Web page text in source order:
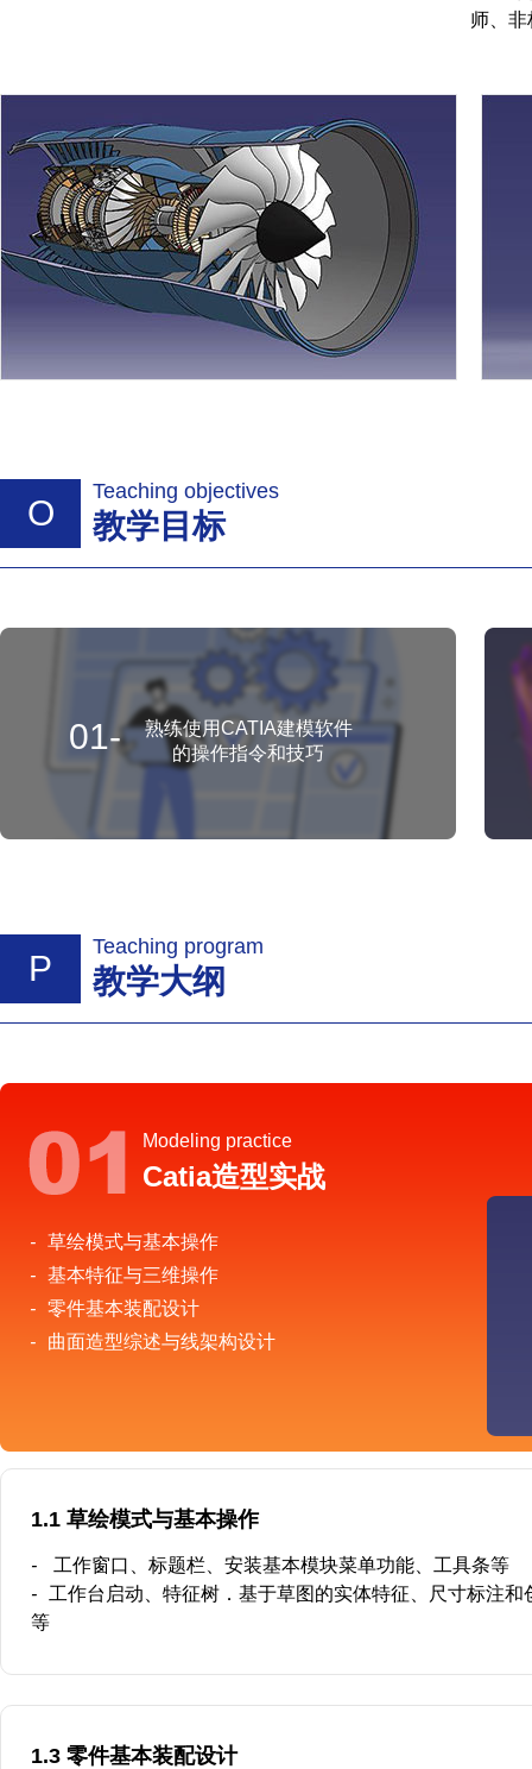
师、
O
Teaching objectives
教学目标
01-
熟练使用CATIA建模软件
的操作指令和技巧
P
Teaching program
教学大纲
Modeling practice
Catia造型实战
- 草绘模式与基本操作
- 基本特征与三维操作
- 零件基本装配设计
-
曲面造型综述与线架构设计
1.1 草绘模式与基本操作
-
工作窗口、标题栏、安装基本模块菜单功能、工具条等
-
工作台启动、特征树．基于草图的实体特征、尺寸标注和
等
1.3 零件基本装配设计